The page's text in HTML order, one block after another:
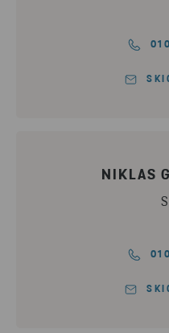
NIKLAS